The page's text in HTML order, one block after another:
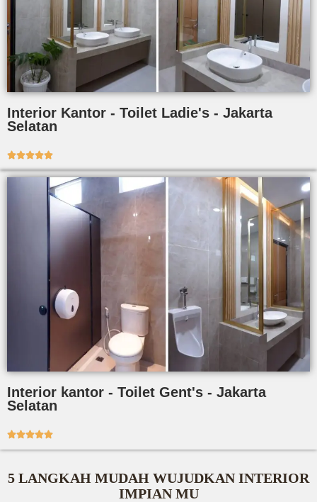
Interior Kantor - Toilet Ladie's - Jakarta
Selatan

Interior kantor - Toilet Gent's - Jakarta
Selatan

5 LANGKAH MUDAH WUJUDKAN INTERIOR
IMPIAN MU